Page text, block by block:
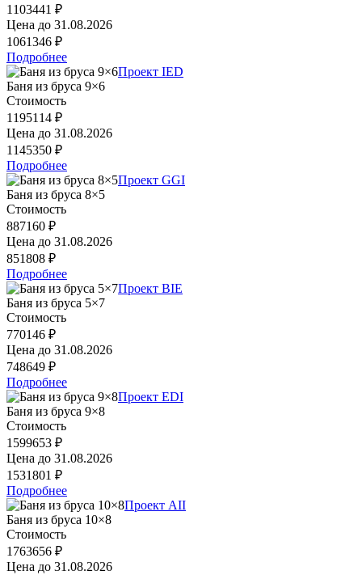
1103441 ₽
Цена до 31.08.2026
1061346 ₽
Подробнее
Проект IED
Баня из бруса 9×6
Стоимость
1195114 ₽
Цена до 31.08.2026
1145350 ₽
Подробнее
Проект GGI
Баня из бруса 8×5
Стоимость
887160 ₽
Цена до 31.08.2026
851808 ₽
Подробнее
Проект BIE
Баня из бруса 5×7
Стоимость
770146 ₽
Цена до 31.08.2026
748649 ₽
Подробнее
Проект EDI
Баня из бруса 9×8
Стоимость
1599653 ₽
Цена до 31.08.2026
1531801 ₽
Подробнее
Проект AII
Баня из бруса 10×8
Стоимость
1763656 ₽
Цена до 31.08.2026